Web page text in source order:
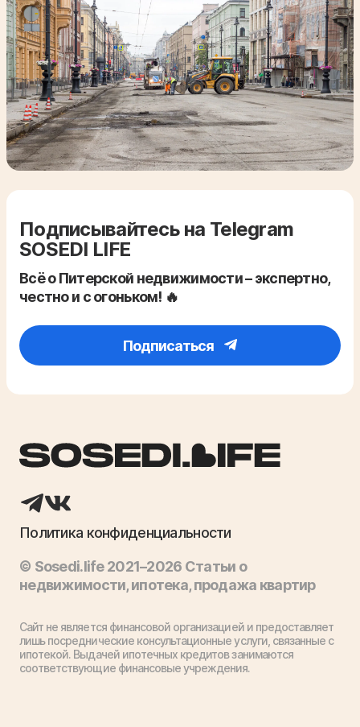
Подписывайтесь на Telegram
SOSEDI LIFE
Всё о Питерской недвижимости – экспертно,
честно и с огоньком! 🔥
Подписаться
Политика конфиденциальности
© Sosedi.life 2021–2026 Статьи о
недвижимости, ипотека, продажа квартир
Сайт не является финансовой организацией и предоставляет
лишь посреднические консультационные услуги, связанные с
ипотекой. Выдачей ипотечных кредитов занимаются
соответствующие финансовые учреждения.